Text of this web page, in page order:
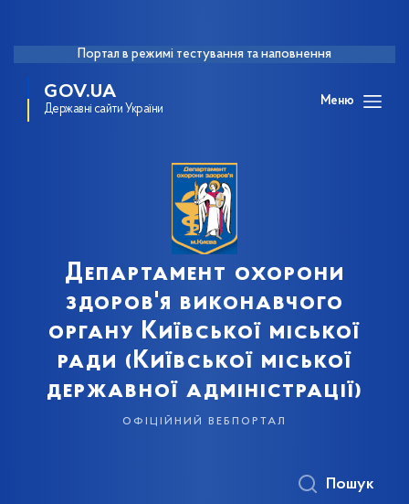
Портал в режимі тестування та наповнення
GOV.UA
Державні сайти України
Меню
Департамент охорони
здоров'я виконавчого
органу Київської міської
ради (Київської міської
державної адміністрації)
офіційний вебпортал
Пошук